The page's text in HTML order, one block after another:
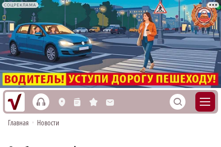
СОЦРЕКЛАМА
h L n s M S
Главная • Новости